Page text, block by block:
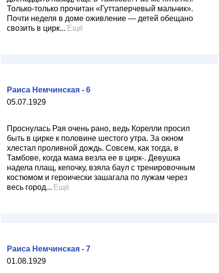
Только-только прочитан «Гуттаперчевый мальчик».
Почти неделя в доме оживление — детей обещано
свозить в цирк... Ещё
05.07.1929
Раиса Немчинская - 6
Проснулась Рая очень рано, ведь Корелли просил
быть в цирке к половине шестого утра. За окном
хлестал проливной дождь. Совсем, как тогда, в
Тамбове, когда мама везла ее в цирк-. Девушка
надела плащ, кепочку, взяла баул с тренировочным
костюмом и героически зашагала по лужам через
весь город... Ещё
01.08.1929
Раиса Немчинская - 7